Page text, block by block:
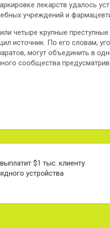
лекарств удалось
учреждений и
четыре крупные
источник. По его словам,
могут объединить в
сообщества
$1 тыс. клиенту
устройства